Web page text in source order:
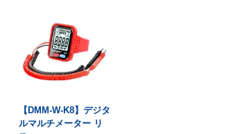
【DMM-W-K8】デジタ
ルマルチメーター リ